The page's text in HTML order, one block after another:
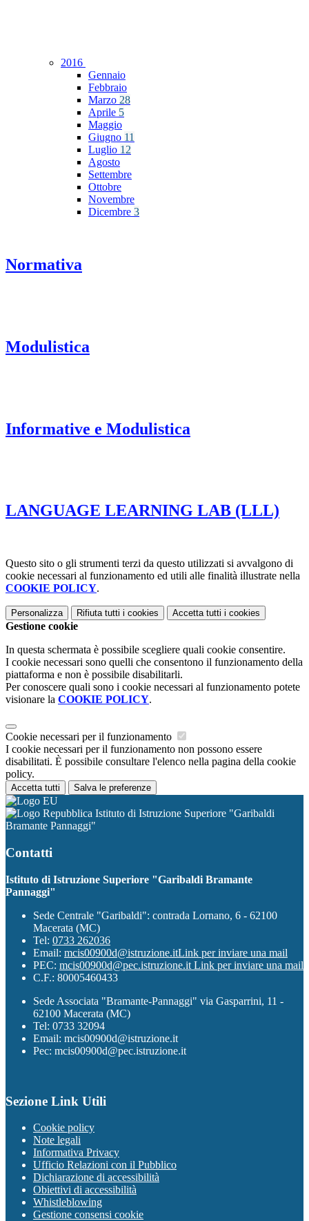
2016
Gennaio
Febbraio
Marzo 28
Aprile 5
Maggio
Giugno 11
Luglio 12
Agosto
Settembre
Ottobre
Novembre
Dicembre 3
Normativa
Modulistica
Informative e Modulistica
LANGUAGE LEARNING LAB (LLL)
Questo sito o gli strumenti terzi da questo utilizzati si avvalgono di
cookie necessari al funzionamento ed utili alle finalità illustrate nella
COOKIE POLICY.
Personalizza Rifiuta tutti i cookies Accetta tutti i cookies
Gestione cookie
In questa schermata è possibile scegliere quali cookie consentire.
I cookie necessari sono quelli che consentono il funzionamento della
piattaforma e non è possibile disabilitarli.
Per conoscere quali sono i cookie necessari al funzionamento potete
visionare la COOKIE POLICY.
Cookie necessari per il funzionamento
I cookie necessari per il funzionamento non possono essere
disabilitati. È possibile consultare l'elenco nella pagina della cookie
policy.
Accetta tutti Salva le preferenze
Istituto di Istruzione Superiore "Garibaldi
Bramante Pannaggi"
Contatti
Istituto di Istruzione Superiore "Garibaldi Bramante
Pannaggi"
Sede Centrale "Garibaldi": contrada Lornano, 6 - 62100
Macerata (MC)
Tel: 0733 262036
Email: mcis00900d@istruzione.itLink per inviare una mail
PEC: mcis00900d@pec.istruzione.it Link per inviare una mail
C.F.: 80005460433
Sede Associata "Bramante-Pannaggi" via Gasparrini, 11 -
62100 Macerata (MC)
Tel: 0733 32094
Email: mcis00900d@istruzione.it
Pec: mcis00900d@pec.istruzione.it
Sezione Link Utili
Cookie policy
Note legali
Informativa Privacy
Ufficio Relazioni con il Pubblico
Dichiarazione di accessibilità
Obiettivi di accessibilità
Whistleblowing
Gestione consensi cookie